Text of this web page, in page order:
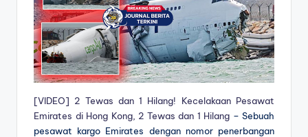
[VIDEO] 2 Tewas dan 1 Hilang! Kecelakaan Pesawat
Emirates di Hong Kong, 2 Tewas dan 1 Hilang – Sebuah
pesawat kargo Emirates dengan nomor penerbangan